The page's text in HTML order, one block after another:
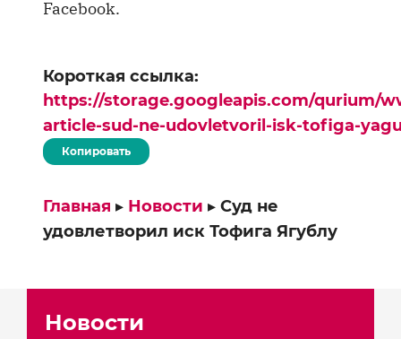
Facebook.
Короткая ссылка:
https://storage.googleapis.com/qurium/
article-sud-ne-udovletvoril-isk-tofiga-
Копировать
Главная ▸ Новости ▸ Суд не
удовлетворил иск Тофига Ягублу
Новости